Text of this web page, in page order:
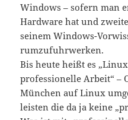
Windows – sofern man
Hardware hat und
seinem Windows-
rumzufuhrwerken.
Bis heute heißt es
professionelle Arbeit“ –
München auf Linux
leisten die da ja keine